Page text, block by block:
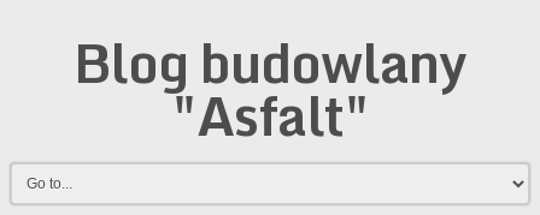
Blog budowlany
"Asfalt"